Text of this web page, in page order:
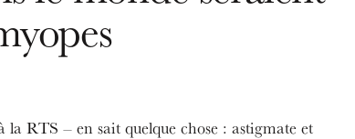
la RTS – en sait quelque chose : astigmate et